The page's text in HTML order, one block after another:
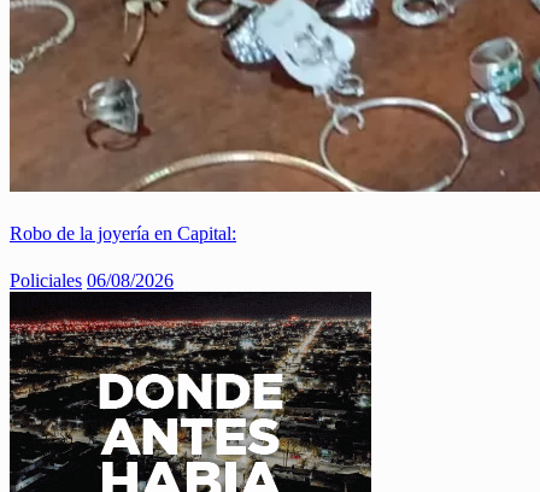
Robo de la joyería en Capital:
Policiales 06/08/2026